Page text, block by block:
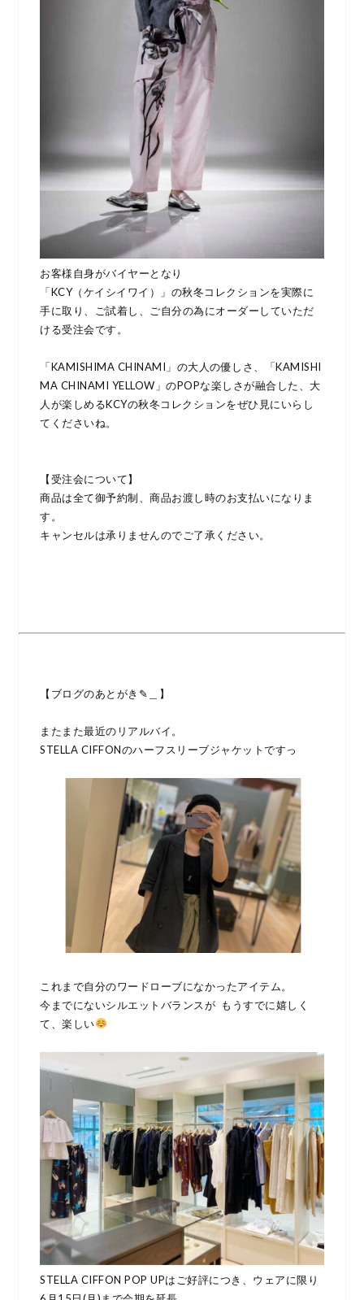
お客様自身がバイヤーとなり
「KCY（ケイシイワイ）」の秋冬コレクションを実際に
手に取り、ご試着し、ご自分の為にオーダーしていただ
ける受注会です。
「KAMISHIMA CHINAMI」の大人の優しさ、「KAMISHI
MA CHINAMI YELLOW」のPOPな楽しさが融合した、大
人が楽しめるKCYの秋冬コレクションをぜひ見にいらし
てくださいね。
【受注会について】
商品は全て御予約制、商品お渡し時のお支払いになりま
す。
キャンセルは承りませんのでご了承ください。
【ブログのあとがき✎＿】
またまた最近のリアルバイ。
STELLA CIFFONのハーフスリーブジャケットですっ
これまで自分のワードローブになかったアイテム。
今までにないシルエットバランスが もうすでに嬉しく
て、楽しい
STELLA CIFFON POP UPはご好評につき、ウェアに限り